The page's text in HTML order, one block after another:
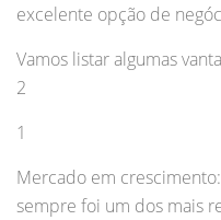
excelente opção de
Vamos listar algumas
2
1
Mercado em
sempre foi um dos mais